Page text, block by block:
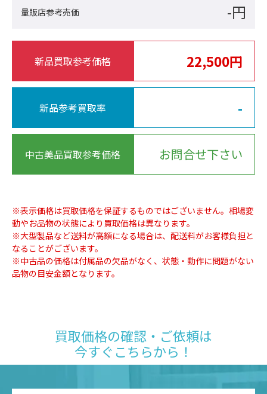
量販店参考売価 -円
新品買取参考価格 22,500円
新品参考買取率 -
中古美品買取参考価格 お問合せ下さい
※表示価格は買取価格を保証するものではございません。相場変
動やお品物の状態により買取価格は異なります。
※大型製品など送料が高額になる場合は、配送料がお客様負担と
なることがございます。
※中古品の価格は付属品の欠品がなく、状態・動作に問題がない
品物の目安金額となります。
買取価格の確認・ご依頼は
今すぐこちらから！